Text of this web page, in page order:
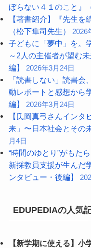
ぼらない４１のこと』
【著書紹介】『先生を
（松下隼司先生）
2026
子どもに「夢中」を。
～2人の主催者が望む
編】
2026年3月24日
「読書しない」読書
動レポートと感想から
編】
2026年3月24日
【氏岡真弓さんイン
来」〜日本社会とその
月4日
“時間のゆとり”がも
新採教員支援が生んだ
ンタビュー・後編】
EDUPEDIAの人気
【新学期に使える】